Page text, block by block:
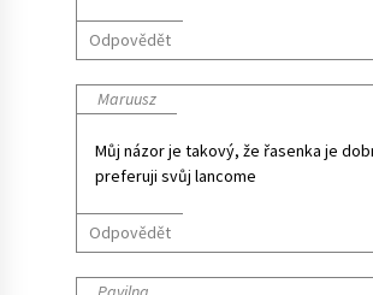
Odpovědět
Maruusz
Můj názor je takový, že řasenka je
preferuji svůj lancome
Odpovědět